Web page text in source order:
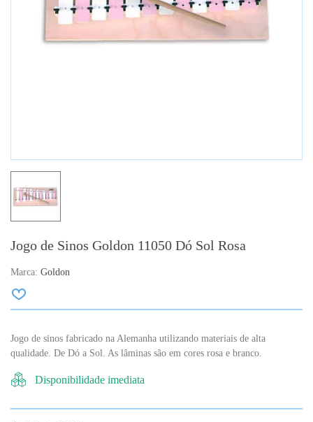
Jogo de Sinos Goldon 11050 Dó Sol Rosa
Marca: Goldon
Jogo de sinos fabricado na Alemanha utilizando materiais de alta
qualidade. De Dó a Sol. As lâminas são em cores rosa e branco.
Disponibilidade imediata